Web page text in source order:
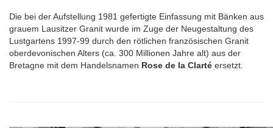
Die bei der Aufstellung 1981 gefertigte Einfassung mit Bänken aus
grauem Lausitzer Granit wurde im Zuge der Neugestaltung des
Lustgartens 1997-99 durch den rötlichen französischen Granit
oberdevonischen Alters (ca. 300 Millionen Jahre alt) aus der
Bretagne mit dem Handelsnamen Rose de la Clarté ersetzt.